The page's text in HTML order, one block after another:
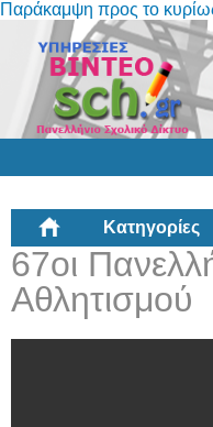
Παράκαμψη προς το
Κατηγορίες
67οι
Αθλητισμού